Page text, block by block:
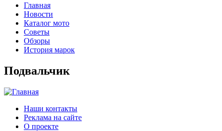
Главная
Новости
Каталог мото
Советы
Обзоры
История марок
Подвальчик
Наши контакты
Реклама на сайте
О проекте